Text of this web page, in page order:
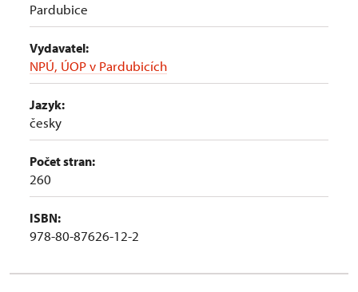
Pardubice
Vydavatel:
NPÚ, ÚOP v Pardubicích
Jazyk:
česky
Počet stran:
260
ISBN:
978-80-87626-12-2